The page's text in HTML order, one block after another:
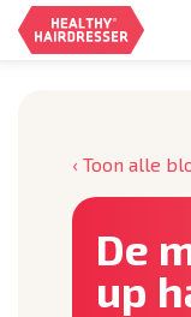
‹ Toon alle
De
up